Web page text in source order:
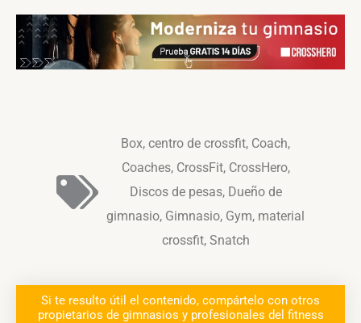
Box, centro de crossfit, Coach,
Coaches, CrossFit, CrossHero,
Discos de pesas, Dueño de
gimnasio, Gimnasio, Gym, material
crossfit, Snatch
Si te resulto útil el contenido, compártelo con otros
propietarios de gimnasios y profesionales del fitness